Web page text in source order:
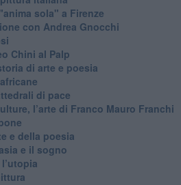
sola" a Firenze
con Andrea Gnocchi
Chini al Palp
di arte e poesia
di pace
l’arte di Franco Mauro Franchi
e della poesia
e il sogno